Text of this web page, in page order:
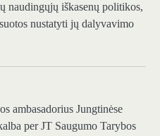
naudingųjų iškasenų politikos,
nustatyti jų dalyvavimo